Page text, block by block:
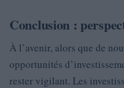
Conclusion :
À l’avenir, alors que de
opportunités
rester vigilant. Les